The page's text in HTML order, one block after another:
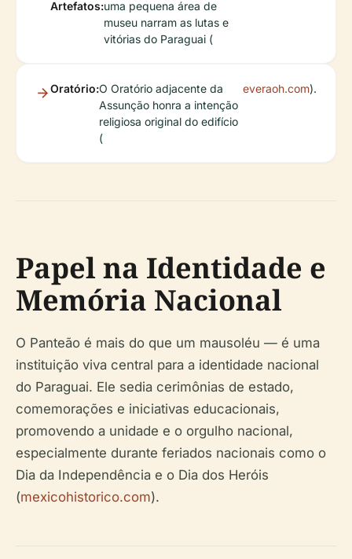
Artefatos:uma pequena área de
museu narram as lutas e
vitórias do Paraguai (
Oratório:O Oratório adjacente da
Assunção honra a intenção
religiosa original do edifício
(
everaoh.com).
Papel na Identidade e
Memória Nacional
O Panteão é mais do que um mausoléu — é uma
instituição viva central para a identidade nacional
do Paraguai. Ele sedia cerimônias de estado,
comemorações e iniciativas educacionais,
promovendo a unidade e o orgulho nacional,
especialmente durante feriados nacionais como o
Dia da Independência e o Dia dos Heróis
(mexicohistorico.com).